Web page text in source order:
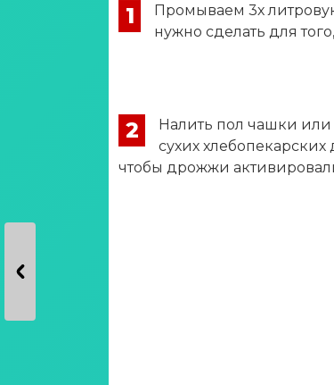
1
Промываем 3х
нужно сделать для
2
Налить пол чашки или
сухих
чтобы дрожжи